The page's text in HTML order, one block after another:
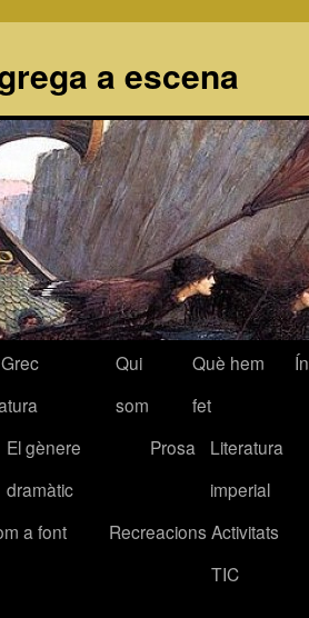
a escena
Qui
som
Què hem
fet
El gènere
dramàtic
Prosa
Literatura
imperial
a font
Recreacions Activitats
TIC